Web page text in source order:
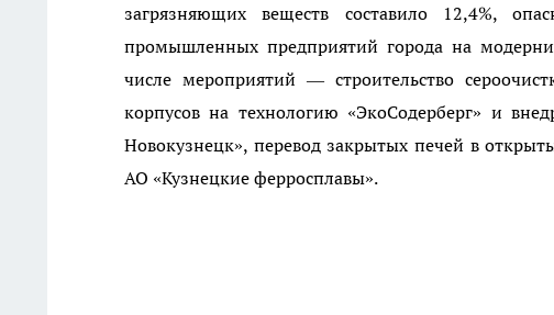
загрязняющих веществ составило 12,4%,
промышленных предприятий города на
числе мероприятий — строительство
корпусов на технологию «ЭкоСодерберг» и
Новокузнецк», перевод закрытых печей в
АО «Кузнецкие ферросплавы».